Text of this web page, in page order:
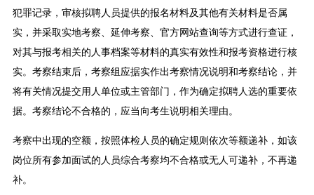
犯罪记录，审核拟聘人员提供的报名材料及其他有关材料是否属
实，并采取实地考察、延伸考察、官方网站查询等方式进行查证，
对其与报考相关的人事档案等材料的真实有效性和报考资格进行核
实。考察结束后，考察组应据实作出考察情况说明和考察结论，并
将有关情况提交用人单位或主管部门，作为确定拟聘人选的重要依
据。考察结论不合格的，应当向考生说明相关理由。
考察中出现的空额，按照体检人员的确定规则依次等额递补，如该
岗位所有参加面试的人员综合考察均不合格或无人可递补，不再递
补。